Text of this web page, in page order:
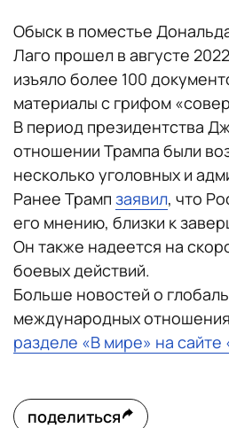
Обыск в поместье
Лаго прошел в августе
изъяло более 100
материалы с грифом
В период президентства
отношении Трампа были
несколько уголовных и
Ранее Трамп заявил, что
его мнению, близки к
Он также надеется на
боевых действий.
Больше новостей о
международных
разделе «В мире» на сайте
поделиться